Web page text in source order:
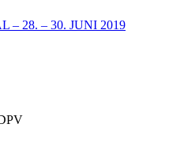
– 28. – 30. JUNI 2019